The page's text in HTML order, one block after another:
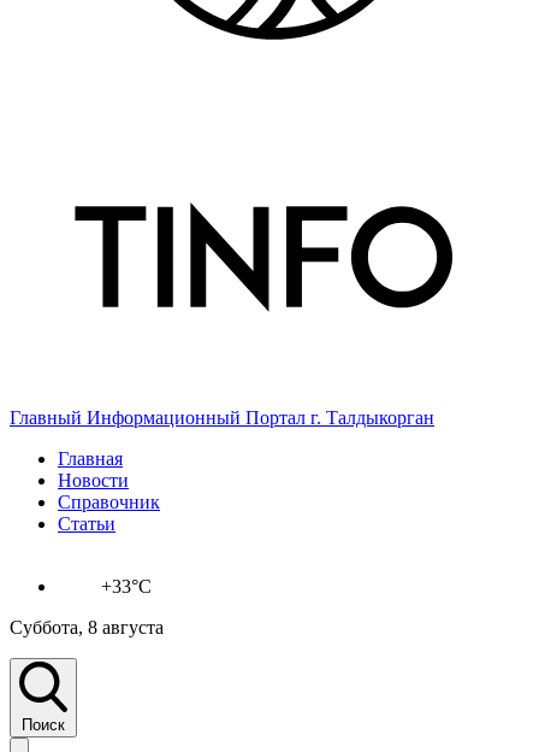
Главный Информационный Портал г. Талдыкорган
Главная
Новости
Справочник
Статьи
+33°C
Суббота, 8 августа
Поиск